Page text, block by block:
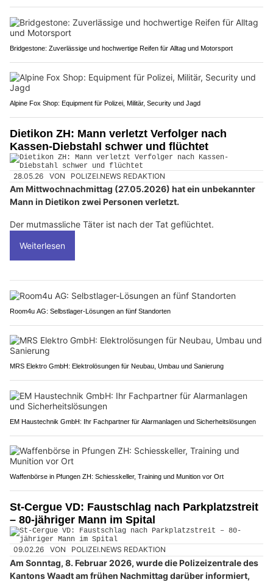
Bridgestone: Zuverlässige und hochwertige Reifen für Alltag und Motorsport
Alpine Fox Shop: Equipment für Polizei, Militär, Security und Jagd
Dietikon ZH: Mann verletzt Verfolger nach
Kassen-Diebstahl schwer und flüchtet
28.05.26 VON POLIZEI.NEWS REDAKTION
Am Mittwochnachmittag (27.05.2026) hat ein unbekannter
Mann in Dietikon zwei Personen verletzt.
Der mutmassliche Täter ist nach der Tat geflüchtet.
Weiterlesen
Room4u AG: Selbstlager-Lösungen an fünf Standorten
MRS Elektro GmbH: Elektrolösungen für Neubau, Umbau und Sanierung
EM Haustechnik GmbH: Ihr Fachpartner für Alarmanlagen und Sicherheitslösungen
Waffenbörse in Pfungen ZH: Schiesskeller, Training und Munition vor Ort
St-Cergue VD: Faustschlag nach Parkplatzstreit
– 80-jähriger Mann im Spital
09.02.26 VON POLIZEI.NEWS REDAKTION
Am Sonntag, 8. Februar 2026, wurde die Polizeizentrale des
Kantons Waadt am frühen Nachmittag darüber informiert,